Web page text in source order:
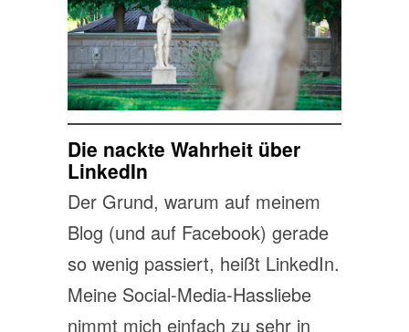
Die nackte Wahrheit über
LinkedIn
Der Grund, warum auf meinem
Blog (und auf Facebook) gerade
so wenig passiert, heißt LinkedIn.
Meine Social-Media-Hassliebe
nimmt mich einfach zu sehr in